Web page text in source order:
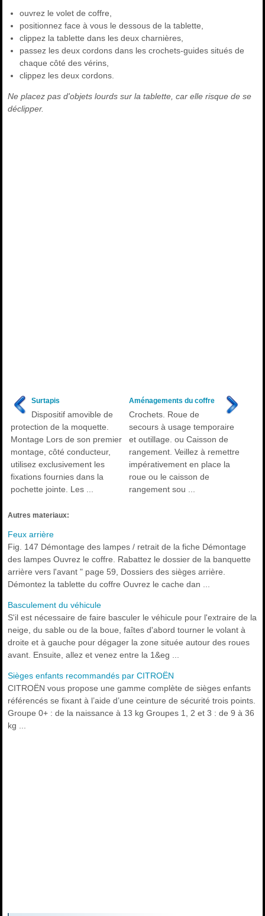
ouvrez le volet de coffre,
positionnez face à vous le dessous de la tablette,
clippez la tablette dans les deux charnières,
passez les deux cordons dans les crochets-guides situés de
chaque côté des vérins,
clippez les deux cordons.
Ne placez pas d'objets lourds sur la tablette, car elle risque de se
déclipper.
Surtapis
Dispositif amovible de
protection de la moquette.
Montage Lors de son premier
montage, côté conducteur,
utilisez exclusivement les
fixations fournies dans la
pochette jointe. Les ...
Aménagements du coffre
Crochets. Roue de
secours à usage temporaire
et outillage. ou Caisson de
rangement. Veillez à remettre
impérativement en place la
roue ou le caisson de
rangement sou ...
Autres materiaux:
Feux arrière
Fig. 147 Démontage des lampes / retrait de la fiche Démontage
des lampes Ouvrez le coffre. Rabattez le dossier de la banquette
arrière vers l'avant " page 59, Dossiers des sièges arrière.
Démontez la tablette du coffre Ouvrez le cache dan ...
Basculement du véhicule
S'il est nécessaire de faire basculer le véhicule pour l'extraire de la
neige, du sable ou de la boue, faîtes d'abord tourner le volant à
droite et à gauche pour dégager la zone située autour des roues
avant. Ensuite, allez et venez entre la 1&eg ...
Sièges enfants recommandés par CITROËN
CITROËN vous propose une gamme complète de sièges enfants
référencés se fixant à l’aide d’une ceinture de sécurité trois points.
Groupe 0+ : de la naissance à 13 kg Groupes 1, 2 et 3 : de 9 à 36
kg ...